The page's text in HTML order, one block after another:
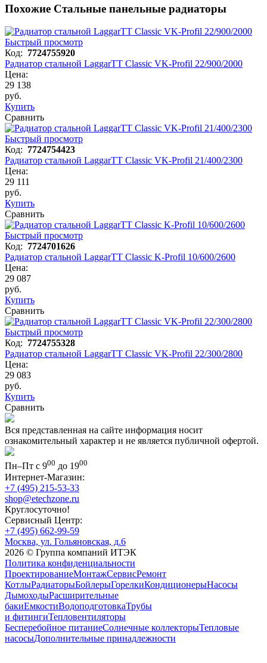
Похожие Стальные панельные радиаторы
Быстрый просмотр
Код: 7724755920
Радиатор стальной LaggarTT Classic VK-Profil 22/900/2000
Цена:
29 138
руб.
Купить
Сравнить
Быстрый просмотр
Код: 7724754423
Радиатор стальной LaggarTT Classic VK-Profil 21/400/2300
Цена:
29 111
руб.
Купить
Сравнить
Быстрый просмотр
Код: 7724701626
Радиатор стальной LaggarTT Classic K-Profil 10/600/2600
Цена:
29 087
руб.
Купить
Сравнить
Быстрый просмотр
Код: 7724755328
Радиатор стальной LaggarTT Classic VK-Profil 22/300/2800
Цена:
29 083
руб.
Купить
Сравнить
Вся представленная на сайте информация носит
ознакомительный характер и не является публичной офертой.
Пн–Пт с 900 до 1900
Интернет-Магазин:
+7 (495) 215-53-33
shop@etechzone.ru
Круглосуточно!
Сервисный Центр:
+7 (495) 662-99-59
Москва, ул. Гольяновская, д.6
2026 © Группа компаний ИТЭК
Политика конфиденциальности
ПроектированиеМонтажСервисРемонт
КотлыРадиаторыБойлерыГорелкиКондиционерыНасосы
ДымоходыРасширительные
бакиЕмкостиВодоподготовкаТрубы
и фитингиТепловентиляторы
Бесперебойное питаниеСолнечные коллекторыТепловые
насосыДополнительные принадлежности